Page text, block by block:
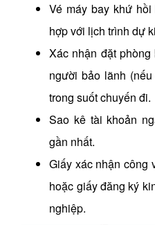
Vé máy bay khứ
hợp với lịch trình dự
Xác nhận đặt
người bảo lãnh
trong suốt chuyến đi.
Sao kê tài khoản
gần nhất.
Giấy xác nhận công
hoặc giấy đăng ký
nghiệp.